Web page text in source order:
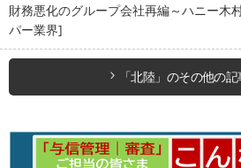
財務悪化のグループ会社再編～ハニー
パー業界]
「北陸」のその他の